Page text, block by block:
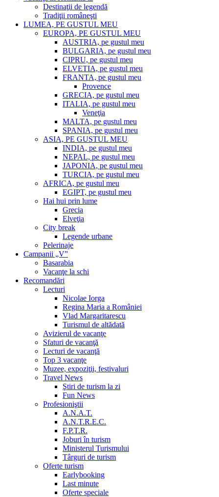
Destinaţii de legendă
Tradiţii româneşti
LUMEA, PE GUSTUL MEU
EUROPA, PE GUSTUL MEU
AUSTRIA, pe gustul meu
BULGARIA, pe gustul meu
CIPRU, pe gustul meu
ELVETIA, pe gustul meu
FRANTA, pe gustul meu
Provence
GRECIA, pe gustul meu
ITALIA, pe gustul meu
Veneţia
MALTA, pe gustul meu
SPANIA, pe gustul meu
ASIA, PE GUSTUL MEU
INDIA, pe gustul meu
NEPAL, pe gustul meu
JAPONIA, pe gustul meu
TURCIA, pe gustul meu
AFRICA, pe gustul meu
EGIPT, pe gustul meu
Hai hui prin lume
Grecia
Elveţia
City break
Legende urbane
Pelerinaje
Campanii „V”
Basarabia
Vacanţe la schi
Recomandări
Lecturi
Nicolae Iorga
Regina Maria a României
Vlad Margaritarescu
Turismul de altădată
Avizierul de vacanţe
Sfaturi de vacanţă
Lecturi de vacanţă
Top 3 vacanţe
Muzee, expoziţii, festivaluri
Travel News
Ştiri de turism la zi
Fun News
Profesioniştii
A.N.A.T.
A.N.T.R.E.C.
F.P.T.R.
Joburi în turism
Ministerul Turismului
Târguri de turism
Oferte turism
Earlybooking
Last minute
Oferte speciale